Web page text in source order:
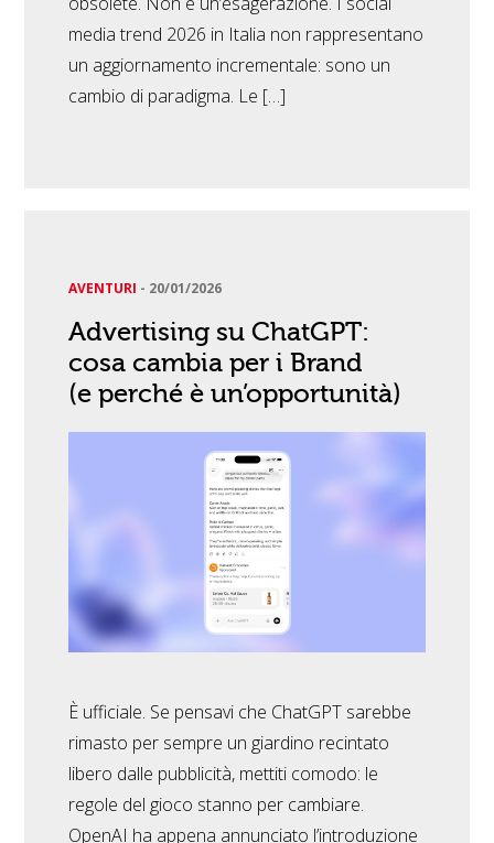
media trend 2026 in Italia non rappresentano
un aggiornamento incrementale: sono un
cambio di paradigma. Le […]
AVENTURI - 20/01/2026
Advertising su ChatGPT:
cosa cambia per i Brand
(e perché è un’opportunità)
È ufficiale. Se pensavi che ChatGPT sarebbe
rimasto per sempre un giardino recintato
libero dalle pubblicità, mettiti comodo: le
regole del gioco stanno per cambiare.
OpenAI ha appena annunciato l’introduzione